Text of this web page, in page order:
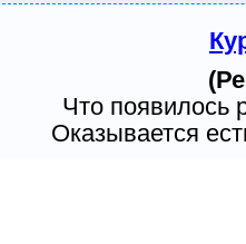
Что появилось
Оказывается